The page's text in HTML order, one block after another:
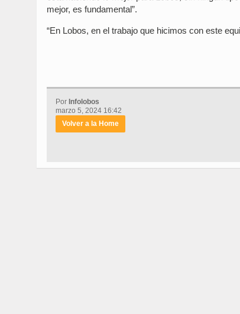
mejor, es fundamental”.
“En Lobos, en el trabajo que hicimos con este
Por Infolobos
marzo 5, 2024 16:42
Volver a la Home